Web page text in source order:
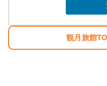
素泊まり ￥
夕食 ￥
朝食 ￥700
お弁当 ￥
観月旅館